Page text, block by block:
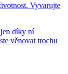
Vyvarujte
jen díky ní
věnovat trochu